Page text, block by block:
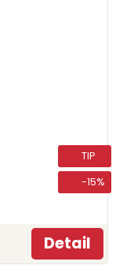
TIP
-15%
Detail